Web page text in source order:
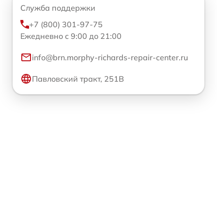
Служба поддержки
+7 (800) 301-97-75
Ежедневно с 9:00 до 21:00
info@brn.morphy-richards-repair-center.ru
Павловский тракт, 251В